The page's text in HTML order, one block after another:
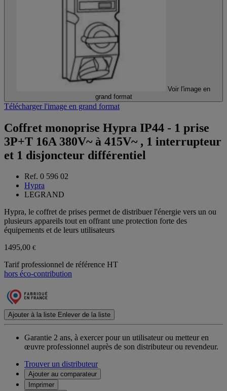
Voir l'image en
grand format
Télécharger l'image en grand format
Coffret monoprise Hypra IP44 - 1 prise
3P+T 16A 380V~ à 415V~ , 1 interrupteur
et 1 disjoncteur différentiel
Ref. 0 596 02
Hypra
LEGRAND
Hypra, le coffret de prises permet de distribuer l'énergie vers un ou
plusieurs appareils tout en offrant une protection forte des
équipements et de leurs utilisateurs
1495,00 €
Tarif professionnel de référence HT
hors éco-contribution
Ajouter à la liste Enlever de la liste
Garantie 2 ans, à exercer pour un utilisateur ou metteur en
œuvre professionnel auprès de son distributeur ou revendeur.
Trouver un distributeur
Ajouter au comparateur
Imprimer